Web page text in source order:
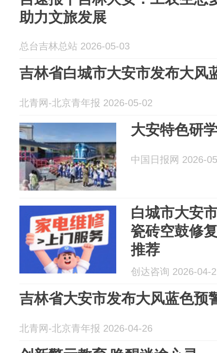
助力文旅发展
总台吉林总站 2026-05-03
吉林省白城市大安市发布大风
北青网-北京青年报 2026-05-02
大安特色研
中国日报网 2026-
白城市大安
瓷砖空鼓修
推荐
创达咨询 2026-04-
吉林省大安市发布大风蓝色预
北青网-北京青年报 2026-04-26